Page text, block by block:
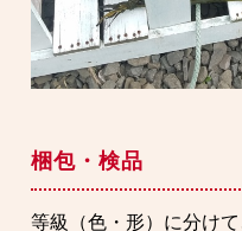
梱包・検品
等級（色・形）に分け